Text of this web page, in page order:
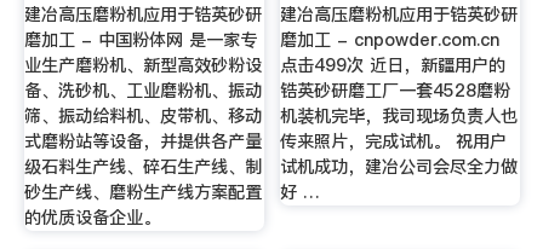
建冶高压磨粉机应用于锆英砂研
磨加工 - 中国粉体网 是一家专
业生产磨粉机、新型高效砂粉设
备、洗砂机、工业磨粉机、振动
筛、振动给料机、皮带机、移动
式磨粉站等设备，并提供各产量
级石料生产线、碎石生产线、制
砂生产线、磨粉生产线方案配置
的优质设备企业。
建冶高压磨粉机应用于锆英砂研
磨加工 - cnpowder.com.cn
点击499次 近日，新疆用户的
锆英砂研磨工厂一套4528磨粉
机装机完毕，我司现场负责人也
传来照片，完成试机。 祝用户
试机成功，建冶公司会尽全力做
好 …